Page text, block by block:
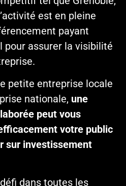
est en pleine
payant
pour assurer la visibilité
petite entreprise locale
nationale, une
peut vous
votre public
sur investissement
dans toutes les